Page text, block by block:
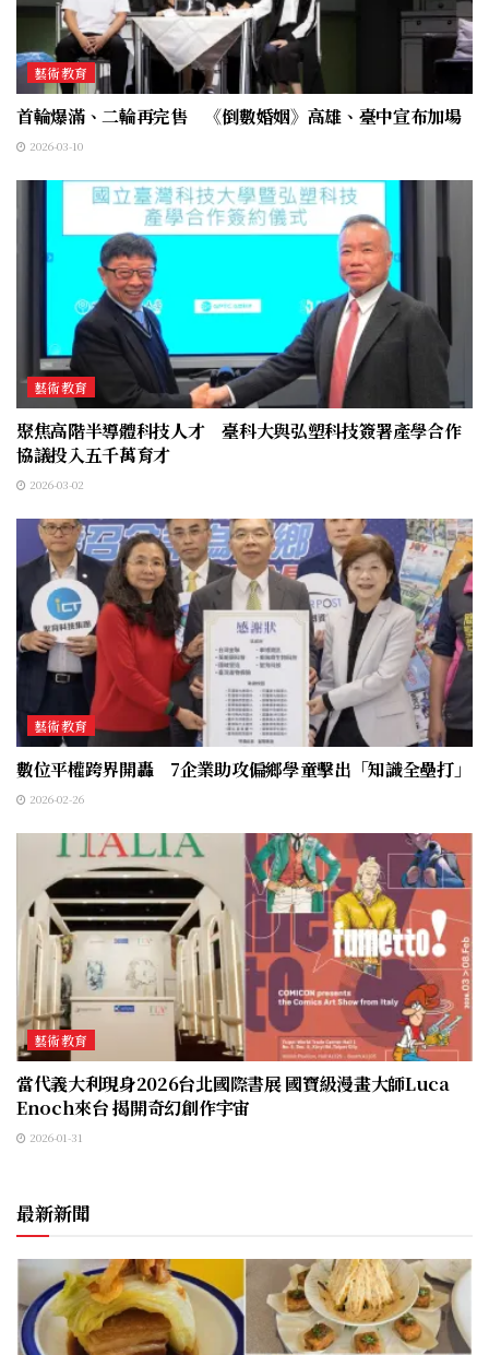
藝術教育
首輪爆滿、二輪再完售 《倒數婚姻》高雄、臺中宣布加場
2026-03-10
藝術教育
聚焦高階半導體科技人才 臺科大與弘塑科技簽署產學合作
協議投入五千萬育才
2026-03-02
藝術教育
數位平權跨界開轟 7企業助攻偏鄉學童擊出「知識全壘打」
2026-02-26
藝術教育
當代義大利現身2026台北國際書展 國寶級漫畫大師Luca
Enoch來台 揭開奇幻創作宇宙
2026-01-31
最新新聞